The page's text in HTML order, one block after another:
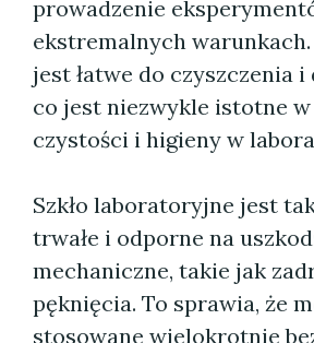
prowadzenie
ekstremalnych
jest łatwe do czyszczenia
co jest niezwykle istotne
czystości i higieny w
Szkło laboratoryjne jest
trwałe i odporne na
mechaniczne, takie jak
pęknięcia. To sprawia, że
stosowane wielokrotnie